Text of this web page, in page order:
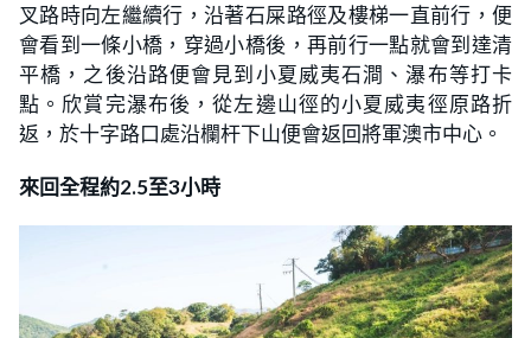
叉路時向左繼續行，沿著石屎路徑及樓梯一直前行，便
會看到一條小橋，穿過小橋後，再前行一點就會到達清
平橋，之後沿路便會見到小夏威夷石澗、瀑布等打卡
點。欣賞完瀑布後，從左邊山徑的小夏威夷徑原路折
返，於十字路口處沿欄杆下山便會返回將軍澳市中心。
來回全程約2.5至3小時